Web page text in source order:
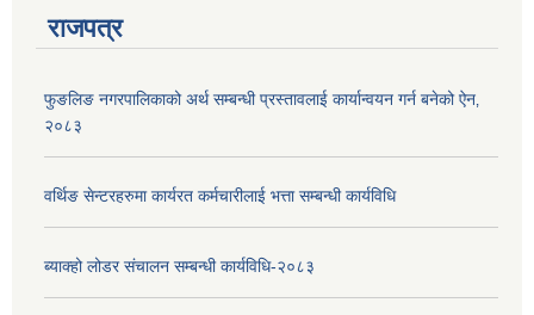
राजपत्र
फुङलिङ नगरपालिकाको अर्थ सम्बन्धी प्रस्तावलाई कार्यान्वयन गर्न बनेको ऐन‚
२०८३
वर्थिङ सेन्टरहरुमा कार्यरत कर्मचारीलाई भत्ता सम्बन्धी कार्यविधि
ब्याक्हो लोडर संचालन सम्बन्धी कार्यविधि-२०८३